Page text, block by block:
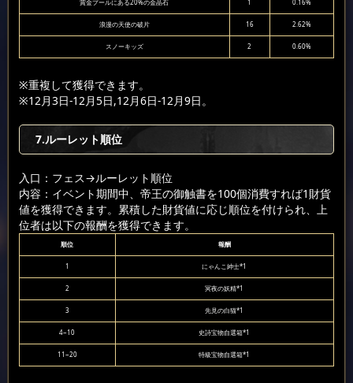
賞金プールにある20%の金晶石 1 0.16%
浪漫の天使の破片 16 2.62%
スノーキッズ 2 0.60%
※重複して獲得できます。
※12月3日-12月5日,12月6日-12月9日。
7.ルーレット順位
入口：フェス→ルーレット順位
内容：イベント期間中、帝王の御触書を100個消費すれば1財貨
値を獲得できます。累積した財貨値に応じ順位を付けられ、上
位者は以下の報酬を獲得できます。
順位 報酬
1 にゃんこ紳士*1
2 冥夜の妖精*1
3 先見の白猫*1
4~10 史詩宝物自選箱*1
11~20 特級宝物自選箱*1